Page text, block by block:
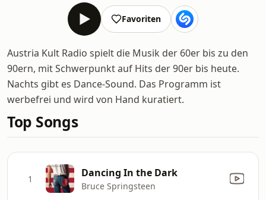
Favoriten
Austria Kult Radio spielt die Musik der 60er bis zu den
90ern, mit Schwerpunkt auf Hits der 90er bis heute.
Nachts gibt es Dance-Sound. Das Programm ist
werbefrei und wird von Hand kuratiert.
Top Songs
1 Dancing In the Dark
Bruce Springsteen